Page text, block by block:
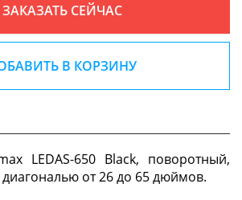
ЗАКАЗАТЬ СЕЙЧАС
В КОРЗИНУ
LEDAS-650 Black, поворотный,
от 26 до 65 дюймов.